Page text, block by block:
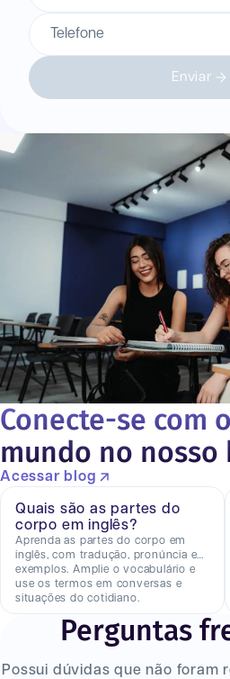
Telefone
Enviar
Conecte-se com o
mundo no nosso
Acessar blog
Quais são as partes do
corpo em inglês?
Aprenda as partes do corpo em
inglês, com tradução, pronúncia e
exemplos. Amplie o vocabulário e
use os termos em conversas e
situações do cotidiano.
Perguntas
Possui dúvidas que não foram